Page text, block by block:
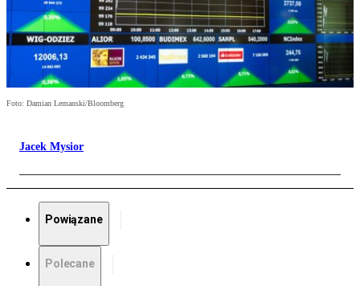
Foto: Damian Lemanski/Bloomberg
Jacek Mysior
Powiązane
Polecane